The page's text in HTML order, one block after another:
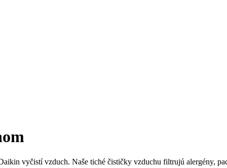
vyčistí vzduch. Naše tiché čističky vzduchu filtrujú alergény,